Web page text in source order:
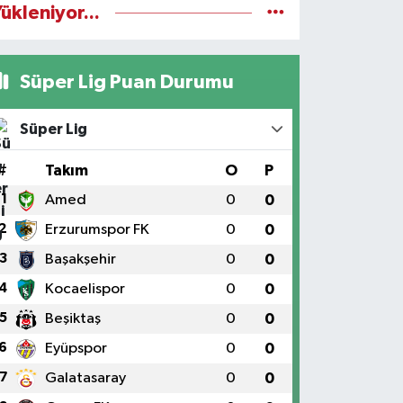
Süper Lig Puan Durumu
Süper Lig
Takım O P
1 Amed 0 0
Erzurumspor FK 0 0
3 Başakşehir 0 0
Kocaelispor 0 0
5 Beşiktaş 0 0
Eyüpspor 0 0
7 Galatasaray 0 0